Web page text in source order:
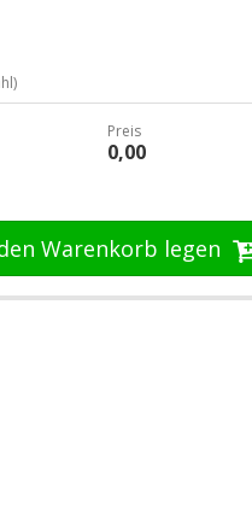
Preis
0,00
Warenkorb legen